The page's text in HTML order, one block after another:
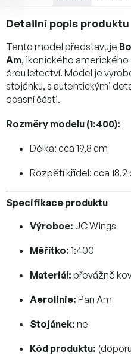
Detailní popis produktu
Tento model představuje
Am, ikonického
érou letectví. Model je
stojánku, s autentickými
ocasní části.
Rozměry modelu (1:400):
Délka: cca 19,8 cm
Rozpětí křídel: cca 18,2
Specifikace produktu
Výrobce: JC Wings
Měřítko: 1:400
Materiál: převážně
Aerolinie: Pan Am
Stojánek: ne
Kód produktu: